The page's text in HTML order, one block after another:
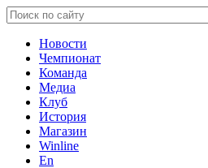
Новости
Чемпионат
Команда
Медиа
Клуб
История
Магазин
Winline
En